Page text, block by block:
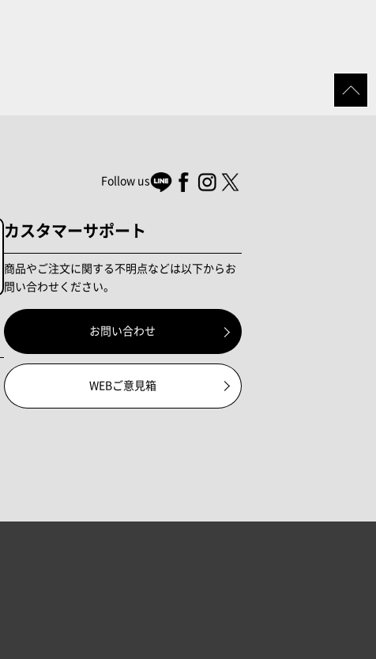
Follow us
カスタマーサポート
商品やご注文に関する不明点などは以下からお
問い合わせください。
お問い合わせ
WEBご意見箱